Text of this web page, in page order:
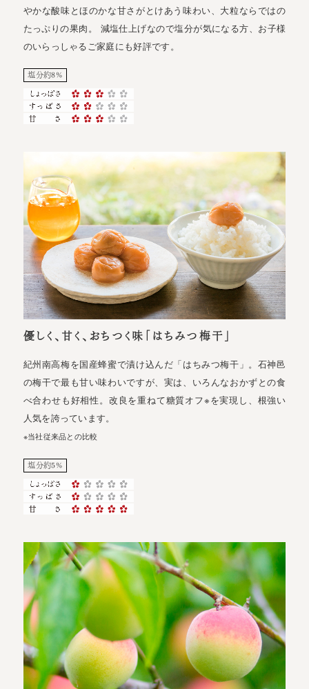
やかな酸味とほのかな甘さがとけあう味わい、大粒ならではの
たっぷりの果肉。 減塩仕上げなので塩分が気になる方、お子様
のいらっしゃるご家庭にも好評です。
塩分約8%
優しく、甘く、おちつく味「はちみつ梅干」
紀州南高梅を国産蜂蜜で漬け込んだ「はちみつ梅干」。石神邑
の梅干で最も甘い味わいですが、実は、いろんなおかずとの食
べ合わせも好相性。改良を重ねて糖質オフ※を実現し、根強い
人気を誇っています。
※当社従来品との比較
塩分約5%